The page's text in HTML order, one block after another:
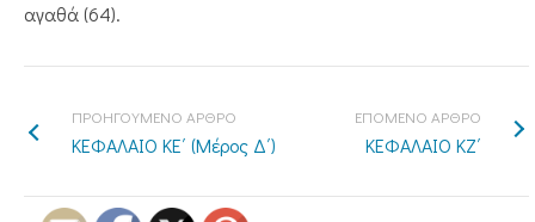
αγαθά (64).
ΠΡΟΗΓΟΥΜΕΝΟ ΑΡΘΡΟ
ΚΕΦΑΛΑΙΟ ΚΕ΄ (Μέρος Δ΄)
ΕΠΟΜΕΝΟ ΑΡΘΡΟ
ΚΕΦΑΛΑΙΟ ΚΖ΄